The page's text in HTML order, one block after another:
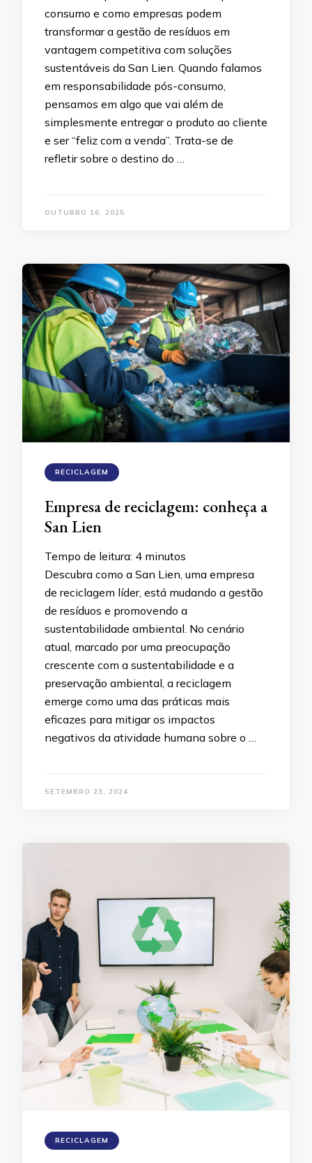
consumo e como empresas podem
transformar a gestão de resíduos em
vantagem competitiva com soluções
sustentáveis da San Lien. Quando falamos
em responsabilidade pós-consumo,
pensamos em algo que vai além de
simplesmente entregar o produto ao cliente
e ser “feliz com a venda”. Trata-se de
refletir sobre o destino do …
OUTUBRO 16, 2025
RECICLAGEM
Empresa de reciclagem: conheça a
San Lien
Tempo de leitura: 4 minutos
Descubra como a San Lien, uma empresa
de reciclagem líder, está mudando a gestão
de resíduos e promovendo a
sustentabilidade ambiental. No cenário
atual, marcado por uma preocupação
crescente com a sustentabilidade e a
preservação ambiental, a reciclagem
emerge como uma das práticas mais
eficazes para mitigar os impactos
negativos da atividade humana sobre o …
SETEMBRO 23, 2024
RECICLAGEM